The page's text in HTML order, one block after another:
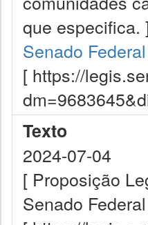
que especifica.
Senado Federal
[ https://
Texto
2024-07-04
[ Proposição
Senado Federal